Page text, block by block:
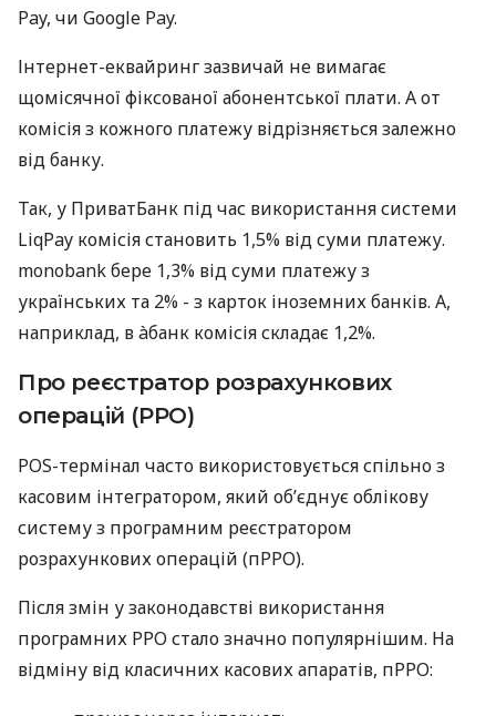
Pay, чи Google Pay.
Інтернет-еквайринг зазвичай не вимагає
щомісячної фіксованої абонентської плати. А от
комісія з кожного платежу відрізняється залежно
від банку.
Так, у ПриватБанк під час використання системи
LiqPay комісія становить 1,5% від суми платежу.
monobank бере 1,3% від суми платежу з
українських та 2% - з карток іноземних банків. А,
наприклад, в àбанк комісія складає 1,2%.
Про реєстратор розрахункових
операцій (РРО)
POS-термінал часто використовується спільно з
касовим інтегратором, який об’єднує облікову
систему з програмним реєстратором
розрахункових операцій (пРРО).
Після змін у законодавстві використання
програмних РРО стало значно популярнішим. На
відміну від класичних касових апаратів, пРРО: